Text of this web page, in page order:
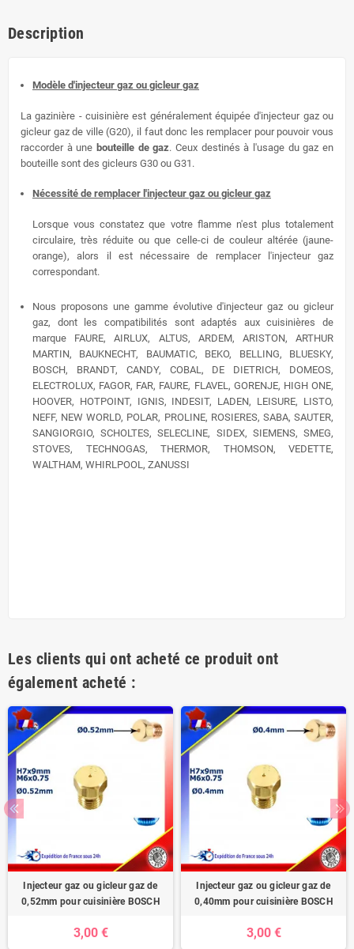
Description
Modèle d'injecteur gaz ou gicleur gaz
La gazinière - cuisinière est généralement équipée d'injecteur gaz ou
gicleur gaz de ville (G20), il faut donc les remplacer pourpouvoir vous
raccorder à une bouteille de gaz. Ceux destinés à l'usage dugaz en
bouteille sont des gicleurs G30 ou G31.
Nécessité de remplacer l'injecteur gaz ou gicleur gaz
Lorsque vous constatez que votre flamme n'est plus totalement
circulaire, très réduite ou que celle-ci de couleur altérée (jaune-
orange), alors il est nécessaire de remplacer l'injecteur gaz
correspondant.
Nous proposons une gamme évolutived'injecteur gaz ou gicleur
gaz, dont les compatibilités sont adaptés aux cuisinières de
marque FAURE, AIRLUX, ALTUS, ARDEM, ARISTON, ARTHUR
MARTIN, BAUKNECHT, BAUMATIC, BEKO, BELLING, BLUESKY,
BOSCH, BRANDT, CANDY, COBAL, DE DIETRICH, DOMEOS,
ELECTROLUX, FAGOR, FAR, FAURE, FLAVEL, GORENJE, HIGH ONE,
HOOVER, HOTPOINT, IGNIS, INDESIT, LADEN, LEISURE, LISTO,
NEFF, NEW WORLD, POLAR, PROLINE, ROSIERES, SABA, SAUTER,
SANGIORGIO, SCHOLTES, SELECLINE, SIDEX, SIEMENS, SMEG,
STOVES, TECHNOGAS, THERMOR, THOMSON, VEDETTE,
WALTHAM, WHIRLPOOL, ZANUSSI
Les clients qui ont acheté ce produit ont
également acheté :
Injecteur gaz ou gicleur gaz de
0,52mm pour cuisinière BOSCH
3,00 €
Injecteur gaz ou gicleur gaz de
0,40mm pour cuisinière BOSCH
3,00 €